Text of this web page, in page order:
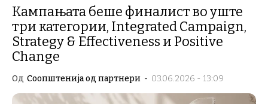
Кампањата беше финалист во уште
три категории, Integrated Campaign,
Strategy & Effectiveness и Positive
Change
Од Соопштенија од партнери - 03.06.2026 - 13:09